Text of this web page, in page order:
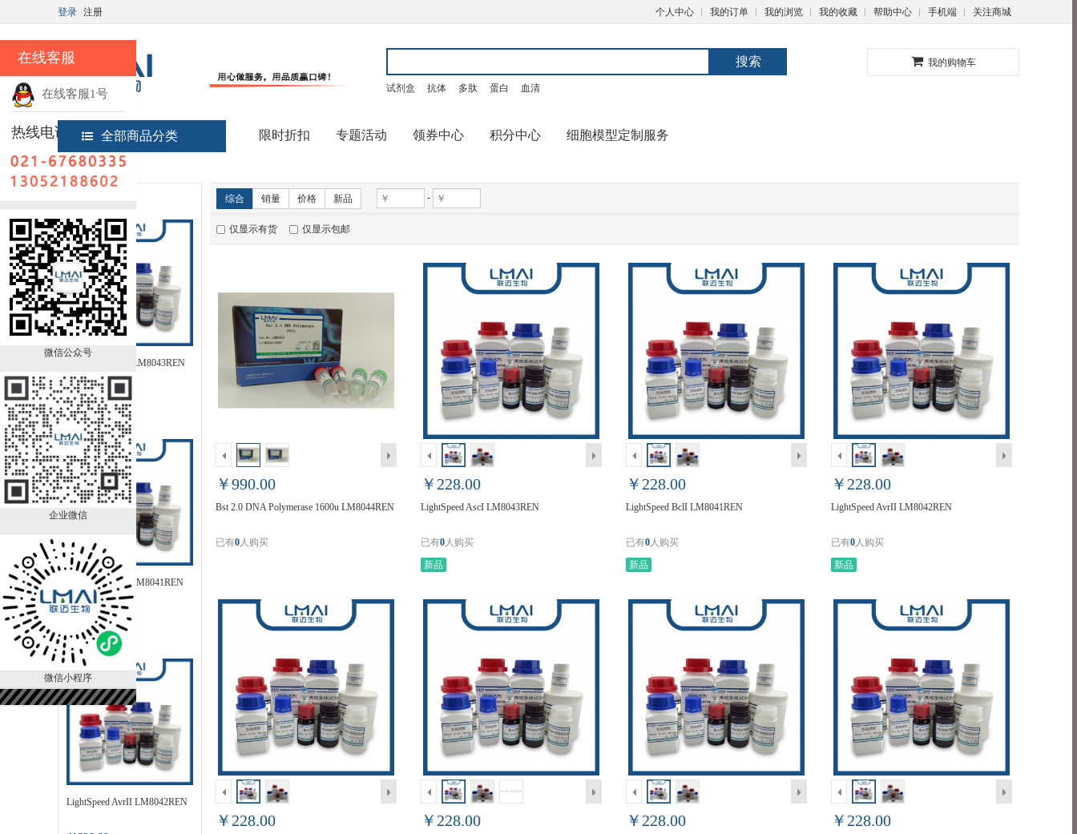
在线客服
在线客服1号
热线电话
微信公众号
企业微信
微信小程序
登录 注册 个人中心 我的订单 我的浏览 我的收藏 帮助中心 手机端 关注商城
搜索
试剂盒 抗体 多肽 蛋白 血清
我的购物车
全部商品分类 限时折扣 专题活动 领券中心 积分中心 细胞模型定制服务
首页 实验试剂
LightSpeed AscI LM8043REN
￥228.00
已有0 人购买
LightSpeed BclI LM8041REN
￥228.00
已有0人购买
LightSpeed AvrII LM8042REN
综合 销量 价格 新品 -
仅显示有货 仅显示包邮
￥990.00
Bst 2.0 DNA Polymerase 1600u LM8044REN
已有0人购买
￥228.00
LightSpeed AscI LM8043REN
已有0人购买
新品
￥228.00
LightSpeed BclI LM8041REN
已有0人购买
新品
￥228.00
LightSpeed AvrII LM8042REN
已有0人购买
新品
￥228.00 ￥228.00 ￥228.00 ￥228.00